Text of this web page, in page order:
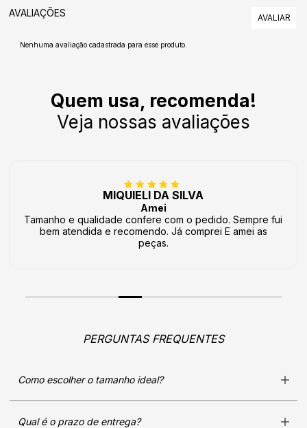
AVALIAÇÕES
Nenhuma avaliação cadastrada para esse produto.
Quem usa, recomenda!
Veja nossas avaliações
MIQUIELI DA SILVA
Amei
Tamanho e qualidade confere com o pedido. Sempre fui
bem atendida e recomendo. Já comprei E amei as
peças.
PERGUNTAS FREQUENTES
Como escolher o tamanho ideal?
Qual é o prazo de entrega?